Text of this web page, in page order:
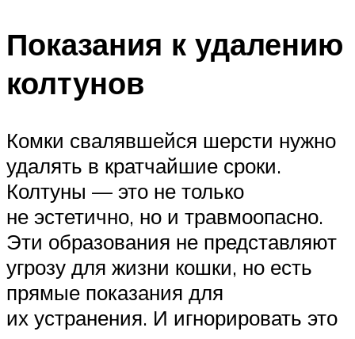
Показания к удалению
колтунов
Комки свалявшейся шерсти нужно
удалять в кратчайшие сроки.
Колтуны — это не только
не эстетично, но и травмоопасно.
Эти образования не представляют
угрозу для жизни кошки, но есть
прямые показания для
их устранения. И игнорировать это